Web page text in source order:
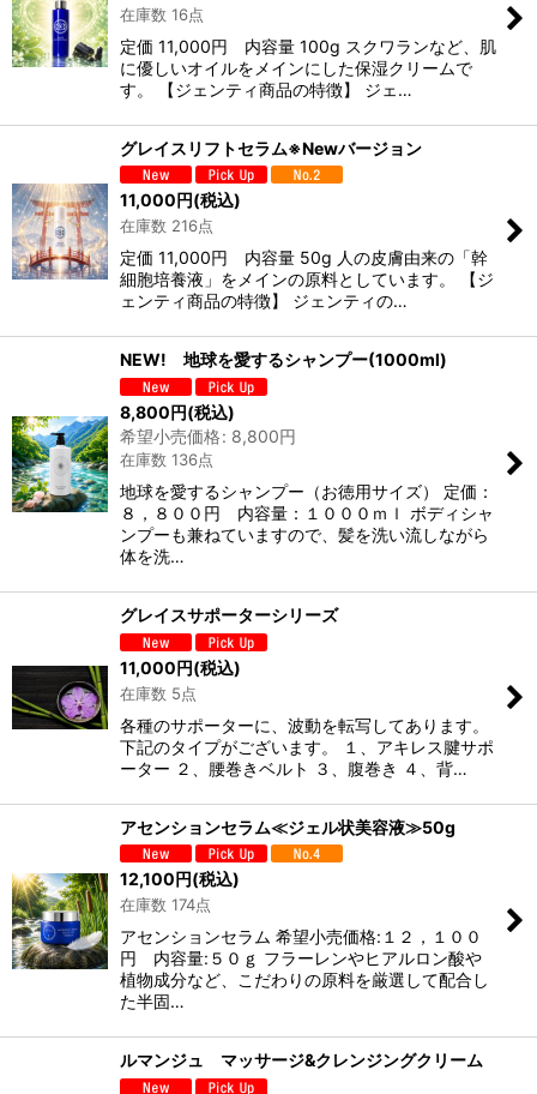
在庫数 16点
定価 11,000円 内容量 100g スクワランなど、肌
に優しいオイルをメインにした保湿クリームで
す。 【ジェンティ商品の特徴】 ジェ…
グレイスリフトセラム※Newバージョン
11,000円(税込)
在庫数 216点
定価 11,000円 内容量 50g 人の皮膚由来の「幹
細胞培養液」をメインの原料としています。 【ジ
ェンティ商品の特徴】 ジェンティの…
NEW! 地球を愛するシャンプー(1000ml)
8,800円(税込)
希望小売価格: 8,800円
在庫数 136点
地球を愛するシャンプー（お徳用サイズ） 定価：
８，８００円 内容量：１０００ｍｌ ボディシャ
ンプーも兼ねていますので、髪を洗い流しながら
体を洗…
グレイスサポーターシリーズ
11,000円(税込)
在庫数 5点
各種のサポーターに、波動を転写してあります。
下記のタイプがございます。 １、アキレス腱サポ
ーター ２、腰巻きベルト ３、腹巻き ４、背…
アセンションセラム≪ジェル状美容液≫50g
12,100 円(税込)
在庫数 174点
アセンションセラム 希望小売価格:１２，１００
円 内容量:５０ｇ フラーレンやヒアルロン酸や
植物成分など、こだわりの原料を厳選して配合し
た半固…
ルマンジュ マッサージ&クレンジングクリーム